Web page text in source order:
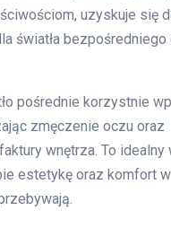
uzyskuje się
światła bezpośredniego
pośrednie korzystnie
zmęczenie oczu oraz
wnętrza. To idealny
estetykę oraz komfort w